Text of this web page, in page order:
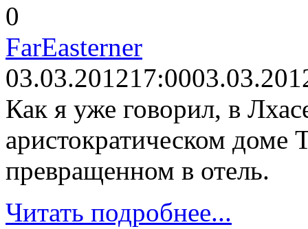
0
FarEasterner
03.03.201217:00
Как я уже говорил, в
аристократическом доме
превращенном в отель.
Читать подробнее...